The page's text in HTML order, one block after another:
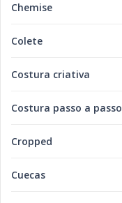
Chemise
Colete
Costura criativa
Costura passo a passo
Cropped
Cuecas